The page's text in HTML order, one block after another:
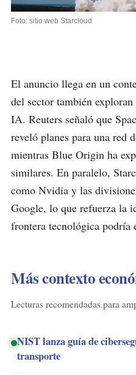
Foto: sitio web Starcloud
El anuncio llega en un
del sector también
IA. Reuters señaló que
reveló planes para una red
mientras Blue Origin ha
similares. En paralelo,
como Nvidia y las
Google, lo que refuerza la
frontera tecnológica podría
Más contexto
Lecturas recomendadas para
NIST lanza guía de
transporte